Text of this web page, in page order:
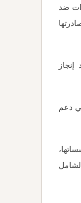
ضد
دعم